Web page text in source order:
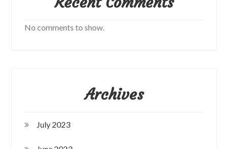
No comments to show.
Archives
July 2023